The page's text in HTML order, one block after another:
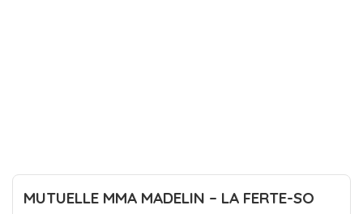
MUTUELLE MMA MADELIN – LA FERTE-SO